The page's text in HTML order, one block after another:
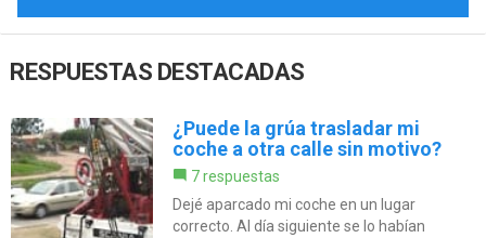
RESPUESTAS DESTACADAS
¿Puede la grúa trasladar mi
coche a otra calle sin motivo?
7 respuestas
Dejé aparcado mi coche en un lugar
correcto. Al día siguiente se lo habían